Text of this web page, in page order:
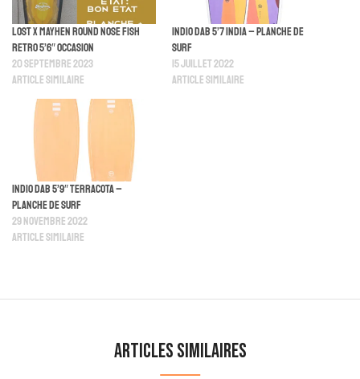
Lost x Mayhen Round Nose Fish
Retro 5’6″ Occasion
20 septembre 2023
Article similaire
Indio Dab 5’7 India – Planche De
Surf
15 juillet 2022
Article similaire
Indio Dab 5’9″ Terracota –
Planche De Surf
29 novembre 2022
Article similaire
Articles similaires